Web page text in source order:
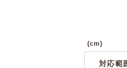
(cm)
対応範